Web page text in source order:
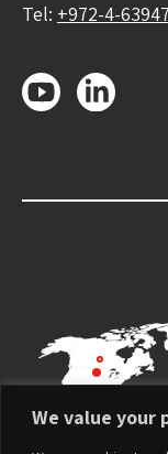
We value your
Tel: +972-4-